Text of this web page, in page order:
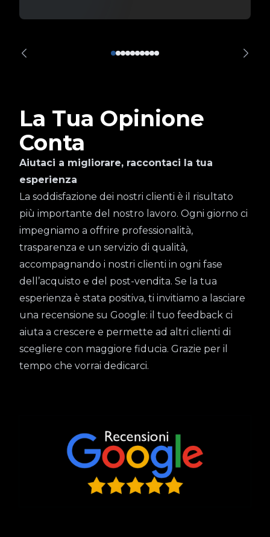
La Tua Opinione
Conta
Aiutaci a migliorare, raccontaci la tua
esperienza
La soddisfazione dei nostri clienti è il risultato
più importante del nostro lavoro. Ogni giorno ci
impegniamo a offrire professionalità,
trasparenza e un servizio di qualità,
accompagnando i nostri clienti in ogni fase
dell’acquisto e del post-vendita. Se la tua
esperienza è stata positiva, ti invitiamo a lasciare
una recensione su Google: il tuo feedback ci
aiuta a crescere e permette ad altri clienti di
scegliere con maggiore fiducia. Grazie per il
tempo che vorrai dedicarci.